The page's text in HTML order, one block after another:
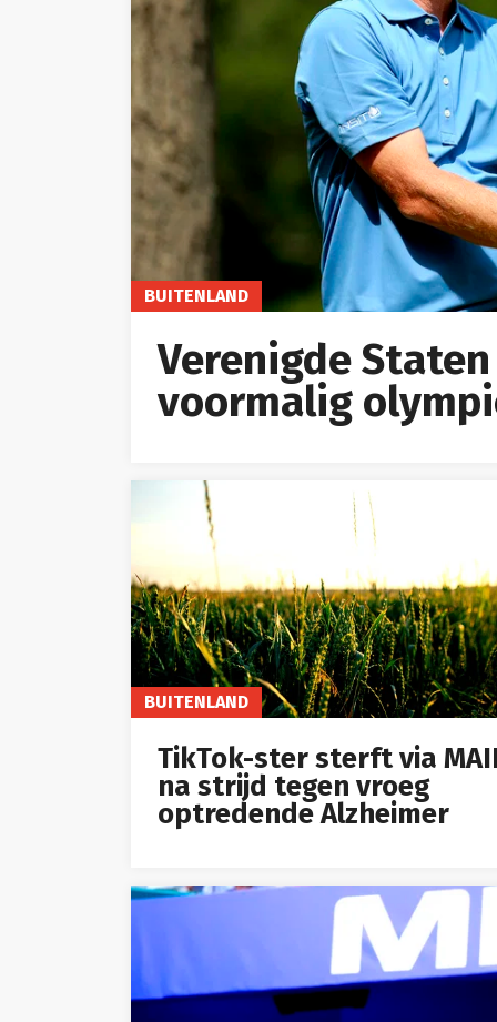
BUITENLAND
Verenigde
voormalig
BUITENLAND
TikTok-ster sterft via
na strijd tegen vroeg
optredende Alzheimer